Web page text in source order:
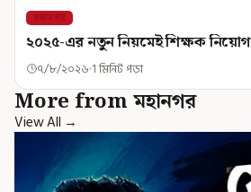
মহানগর
২০২৫-এর নতুন নিয়মেই শিক্ষক
৭/৮/২০২৬ 1 মিনিট পড়া
More from মহানগর
View All →